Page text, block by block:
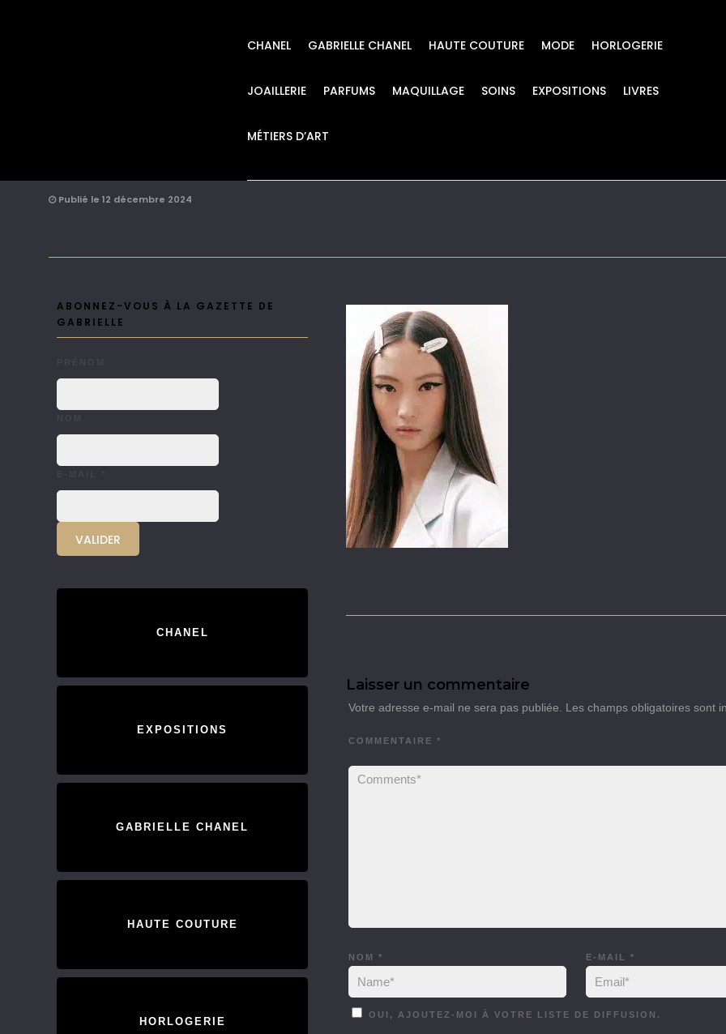
CHANEL GABRIELLE CHANEL HAUTE COUTURE MODE HORLOGERIE
JOAILLERIE PARFUMS MAQUILLAGE SOINS EXPOSITIONS LIVRES
MÉTIERS D’ART
Publié le 12 décembre 2024
Laisser un commentaire
Votre adresse e-mail ne sera pas publiée. Les champs obligatoires sont
COMMENTAIRE *
NOM * E-MAIL *
OUI, AJOUTEZ-MOI À VOTRE LISTE DE DIFFUSION.
ABONNEZ-VOUS À LA GAZETTE DE
GABRIELLE
CHANEL
EXPOSITIONS
GABRIELLE CHANEL
HAUTE COUTURE
HORLOGERIE